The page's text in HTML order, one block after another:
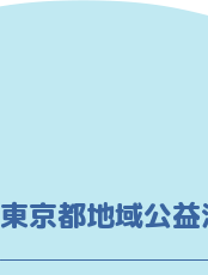
東京都地域公